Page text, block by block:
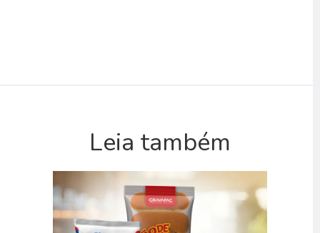
Leia também